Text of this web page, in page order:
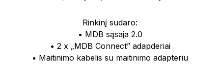
Rinkinį sudaro:
• MDB sąsaja 2.0
• 2 x „MDB Connect” adapderiai
• Maitinimo kabelis su maitinimo adapteriu